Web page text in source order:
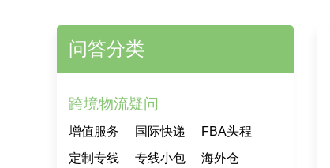
问答分类
跨境物流疑问
增值服务 国际快递
FBA头程
定制专线
专线小包
海外仓